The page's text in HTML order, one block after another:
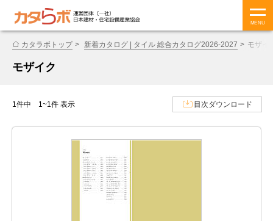
MENU
カタラボトップ 新着カタログ | タイル 総合カタログ2026-2027 モザイ
モザイク
1件中 1~1件 表示 目次ダウンロード